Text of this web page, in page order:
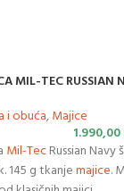
MIL-TEC RUSSIAN
i obuća,Majice
1.990,00
Mil-TecRussian Navy
145 g tkanjemajice.